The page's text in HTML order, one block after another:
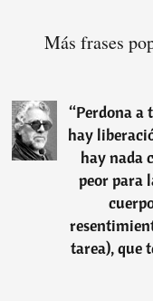
Más frases
“Perdona a
hay
hay nada
peor para
tarea), que